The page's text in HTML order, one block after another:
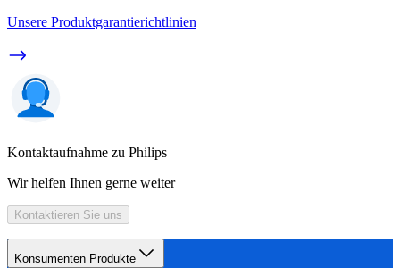
Unsere Produktgarantierichtlinien
Kontaktaufnahme zu Philips
Wir helfen Ihnen gerne weiter
Kontaktieren Sie uns
Konsumenten Produkte